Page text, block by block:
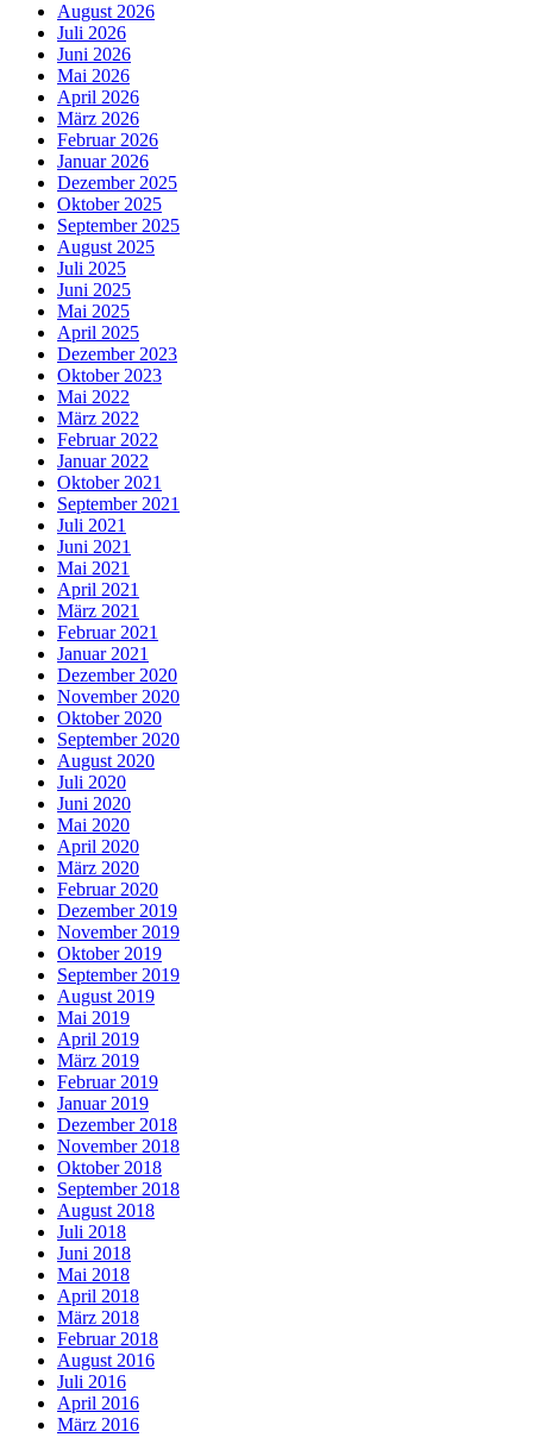
August 2026
Juli 2026
Juni 2026
Mai 2026
April 2026
März 2026
Februar 2026
Januar 2026
Dezember 2025
Oktober 2025
September 2025
August 2025
Juli 2025
Juni 2025
Mai 2025
April 2025
Dezember 2023
Oktober 2023
Mai 2022
März 2022
Februar 2022
Januar 2022
Oktober 2021
September 2021
Juli 2021
Juni 2021
Mai 2021
April 2021
März 2021
Februar 2021
Januar 2021
Dezember 2020
November 2020
Oktober 2020
September 2020
August 2020
Juli 2020
Juni 2020
Mai 2020
April 2020
März 2020
Februar 2020
Dezember 2019
November 2019
Oktober 2019
September 2019
August 2019
Mai 2019
April 2019
März 2019
Februar 2019
Januar 2019
Dezember 2018
November 2018
Oktober 2018
September 2018
August 2018
Juli 2018
Juni 2018
Mai 2018
April 2018
März 2018
Februar 2018
August 2016
Juli 2016
April 2016
März 2016